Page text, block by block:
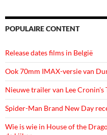
POPULAIRE CONTENT
Release dates films in België
Ook 70mm IMAX-versie van
Nieuwe trailer van Lee Cronin's
Spider-Man Brand New Day
Wie is wie in House of the